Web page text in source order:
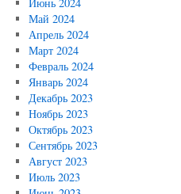
Май 2024
Апрель 2024
Март 2024
Февраль 2024
Январь 2024
Декабрь 2023
Ноябрь 2023
Октябрь 2023
Сентябрь 2023
Август 2023
Июль 2023